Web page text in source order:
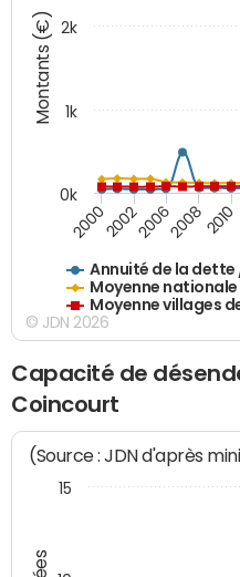
Montants (€)
Annuité de la
Moyenne nationale
Moyenne villages
20002002200620082010
0k
1k
2k
© JDN 2026
Capacité de
Coincourt
(Source : JDN d'après
15